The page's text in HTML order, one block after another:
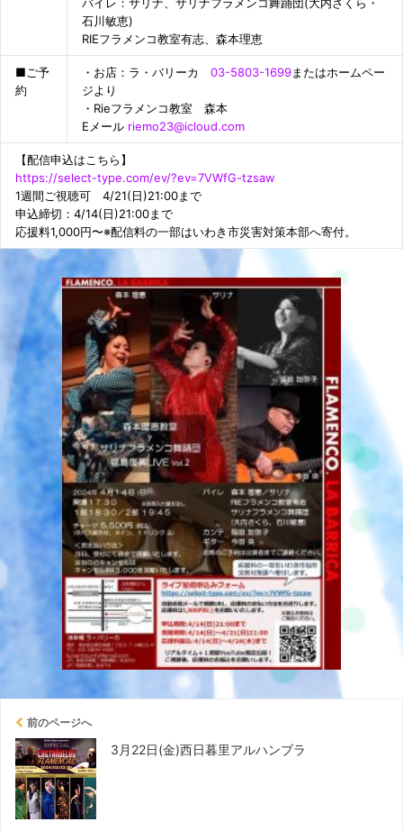
石川敏恵)
RIEフラメンコ教室有志、森本理恵
■ご予
約
・お店：ラ・バリーカ 03-5803-1699またはホームペー
ジより
・Rieフラメンコ教室 森本
Eメール riemo23@icloud.com
【配信申込はこちら】
https://select-type.com/ev/?ev=7VWfG-tzsaw
1週間ご視聴可 4/21(日)21:00まで
申込締切：4/14(日)21:00まで
応援料1,000円〜※配信料の一部はいわき市災害対策本部へ寄付。
前のページへ
3月22日(金)西日暮里アルハンブラ